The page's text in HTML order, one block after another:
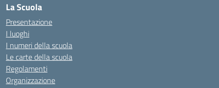
La Scuola
Presentazione
I luoghi
I numeri della scuola
Le carte della scuola
Regolamenti
Organizzazione